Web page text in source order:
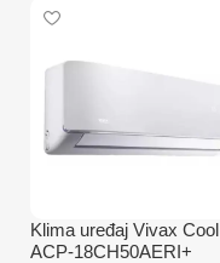
Klima uređaj Vivax Cool
ACP-18CH50AERI+